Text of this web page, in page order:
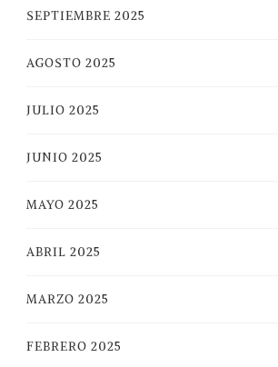
SEPTIEMBRE 2025
AGOSTO 2025
JULIO 2025
JUNIO 2025
MAYO 2025
ABRIL 2025
MARZO 2025
FEBRERO 2025